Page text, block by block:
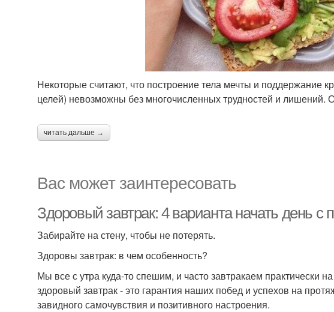
Некоторые считают, что построение тела мечты и поддержание
целей) невозможны без многочисленных трудностей и лишений.
читать дальше →
Вас может заинтересовать
Здоровый завтрак: 4 варианта начать день с
Забирайте на стену, чтобы не потерять.
Здоровы завтрак: в чем особенность?
Мы все с утра куда-то спешим, и часто завтракаем практически
здоровый завтрак - это гарантия наших побед и успехов на
завидного самочувствия и позитивного настроения.